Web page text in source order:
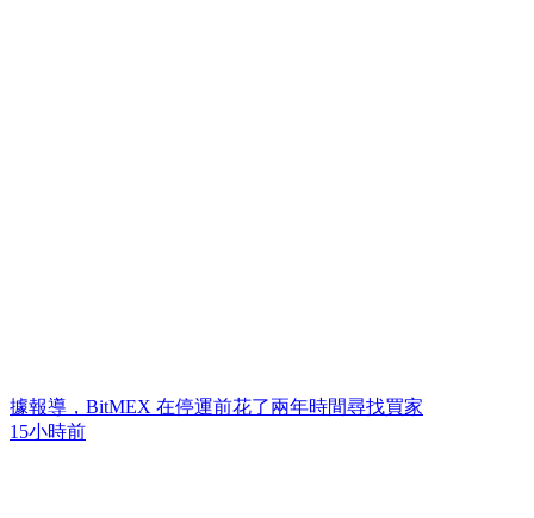
據報導，BitMEX 在停運前花了兩年時間尋找買家
15小時前